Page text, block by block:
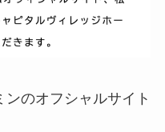
のオフシャルサイト